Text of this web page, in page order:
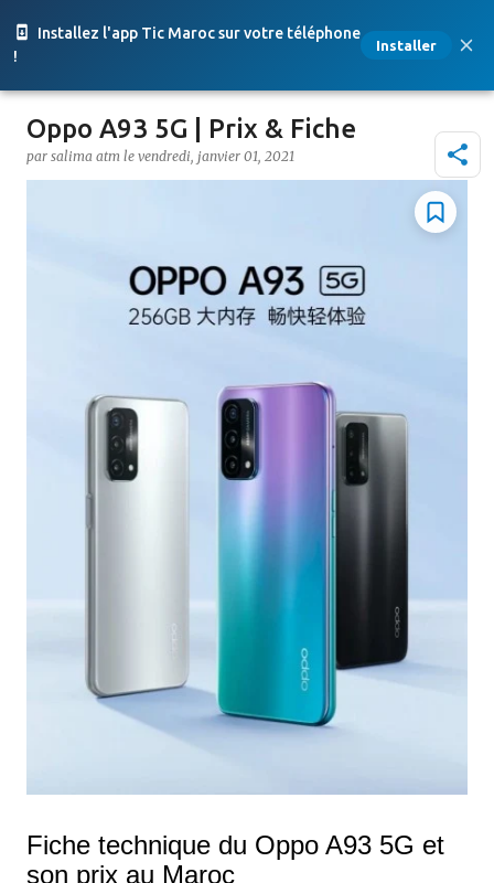
Installez l'app Tic Maroc sur votre téléphone
!
Installer
Accéder au contenu principal
Oppo A93 5G | Prix & Fiche
par salima atm le vendredi, janvier 01, 2021
Fiche technique du Oppo A93 5G et
son prix au Maroc